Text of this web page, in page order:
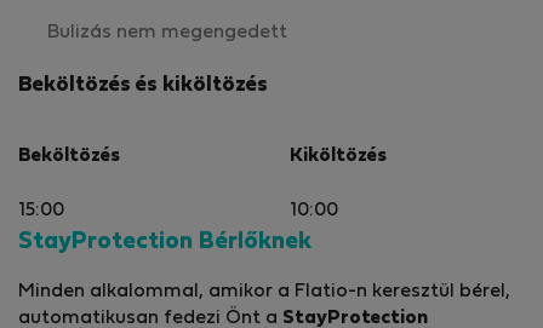
Bulizás nem megengedett
Beköltözés és kiköltözés
Beköltözés
15:00
Kiköltözés
10:00
StayProtection Bérlőknek
Minden alkalommal, amikor a Flatio-n keresztül bérel,
automatikusan fedezi Önt a StayProtection